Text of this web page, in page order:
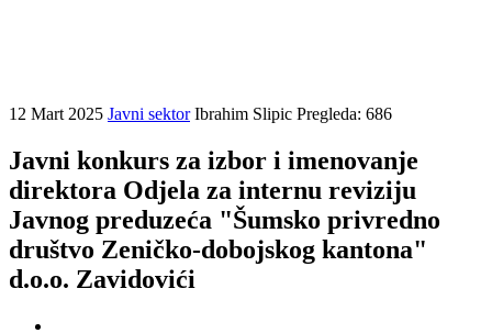
12 Mart 2025 Javni sektor Ibrahim Slipic Pregleda: 686
Javni konkurs za izbor i imenovanje
direktora Odjela za internu reviziju
Javnog preduzeća "Šumsko privredno
društvo Zeničko-dobojskog kantona"
d.o.o. Zavidovići